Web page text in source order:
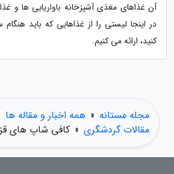
آن غذاهای مغذی آشپزخانه باواریایی ها و
در اینجا لیستی را از غذاهایی که باید
کنید، ارائه می کنیم.
مجله مستانه » همه اخبار و مقاله ها
مقالات گردشگری » کافی شاپ های